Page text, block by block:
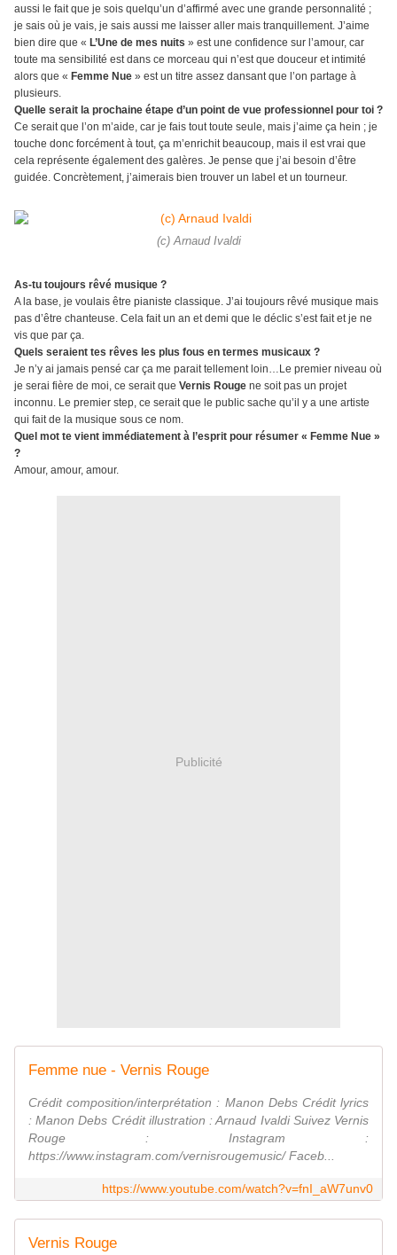
aussi le fait que je sois quelqu’un d’affirmé avec une grande personnalité ;
je sais où je vais, je sais aussi me laisser aller mais tranquillement. J’aime
bien dire que « L’Une de mes nuits » est une confidence sur l’amour, car
toute ma sensibilité est dans ce morceau qui n’est que douceur et intimité
alors que « Femme Nue » est un titre assez dansant que l’on partage à
plusieurs.
Quelle serait la prochaine étape d’un point de vue professionnel pour toi ?
Ce serait que l’on m’aide, car je fais tout toute seule, mais j’aime ça hein ; je
touche donc forcément à tout, ça m’enrichit beaucoup, mais il est vrai que
cela représente également des galères. Je pense que j’ai besoin d’être
guidée. Concrètement, j’aimerais bien trouver un label et un tourneur.
(c) Arnaud Ivaldi
As-tu toujours rêvé musique ?
A la base, je voulais être pianiste classique. J’ai toujours rêvé musique mais
pas d’être chanteuse. Cela fait un an et demi que le déclic s’est fait et je ne
vis que par ça.
Quels seraient tes rêves les plus fous en termes musicaux ?
Je n’y ai jamais pensé car ça me parait tellement loin…Le premier niveau où
je serai fière de moi, ce serait que Vernis Rouge ne soit pas un projet
inconnu. Le premier step, ce serait que le public sache qu’il y a une artiste
qui fait de la musique sous ce nom.
Quel mot te vient immédiatement à l’esprit pour résumer « Femme Nue »
?
Amour, amour, amour.
Publicité
Femme nue - Vernis Rouge
Crédit composition/interprétation : Manon Debs Crédit lyrics
: Manon Debs Crédit illustration : Arnaud Ivaldi Suivez Vernis
Rouge : Instagram :
https://www.instagram.com/vernisrougemusic/ Faceb...
https://www.youtube.com/watch?v=fnI_aW7unv0
Vernis Rouge